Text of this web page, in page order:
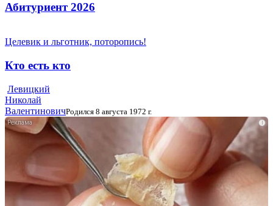
Абитуриент 2026
Целевик и льготник, поторопись!
Кто есть кто
Левицкий
Николай
ВалентиновичРодился 8 августа 1972 г.
i